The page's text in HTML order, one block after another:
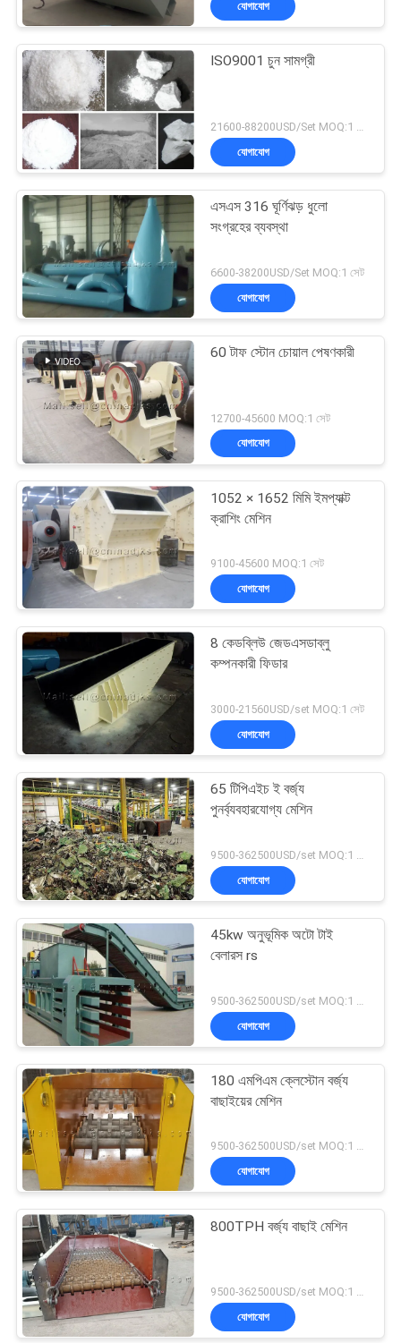
যোগাযোগ
ISO9001 চুন সামগ্রী
যোগাযোগ
এসএস 316 ঘূর্ণিঝড় ধুলো
সংগ্রহের ব্যবস্থা
6600-38200USD/Set MOQ:1 সেট
যোগাযোগ
60 টাফ স্টোন চোয়াল পেষণকারী
12700-45600 MOQ:1 সেট
যোগাযোগ
1052 × 1652 মিমি ইমপ্যাক্ট
ক্রাশিং মেশিন
9100-45600 MOQ:1 সেট
যোগাযোগ
8 কেডব্লিউ জেডএসডাব্লু
কম্পনকারী ফিডার
3000-21560USD/set MOQ:1 সেট
যোগাযোগ
65 টিপিএইচ ই বর্জ্য
পুনর্ব্যবহারযোগ্য মেশিন
যোগাযোগ
45kw অনুভূমিক অটো টাই
বেলারস rs
যোগাযোগ
180 এমপিএম ক্লেস্টোন বর্জ্য
বাছাইয়ের মেশিন
9500-362500USD/set MOQ:1 সেট
যোগাযোগ
800TPH বর্জ্য বাছাই মেশিন
9500-362500USD/set MOQ:1 সেট
যোগাযোগ